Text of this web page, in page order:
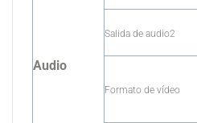
Audio
Salida de audio2
Formato de vídeo